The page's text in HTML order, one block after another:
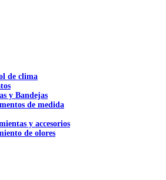
de clima
y Bandejas
de medida
y accesorios
de olores
y fungicidas
para cultivo de